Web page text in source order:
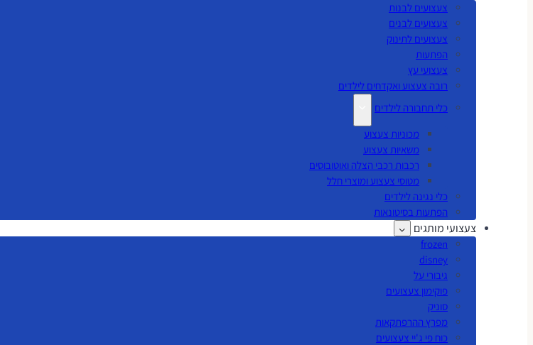
צעצועים לבנות
צעצועים לבנים
צעצועים לתינוק
הפתעות
צעצועי עץ
רובה צעצוע ואקדחים לילדים
כלי תחבורה לילדים
מכוניות צעצוע
משאיות צעצוע
רכבות רכבי הצלה ואוטובוסים
מטוסי צעצוע ומוצרי חלל
כלי נגינה לילדים
הפתעות בסיטונאות
צעצועי מותגים
frozen
disney
גיבורי על
פוקימון צעצועים
סוניק
מפרץ ההרפתקאות
כוח פי ג'יי צעצועים